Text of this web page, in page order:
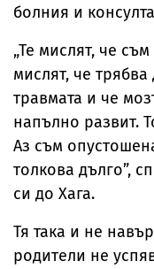
болния и
„Те мислят, че
мислят, че
травмата и че
напълно развит.
Аз съм
толкова дълго”,
си до Хага.
Тя така и не
родители не